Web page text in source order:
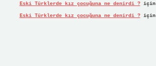
Eski Türklerde kız çocuğuna ne denirdi ?için
Eski Türklerde kız çocuğuna ne denirdi ?için